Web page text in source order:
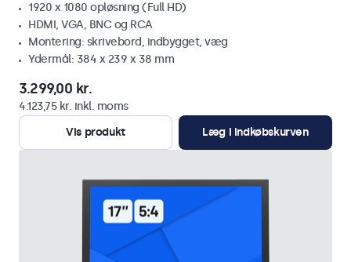
1920 x 1080 opløsning (Full HD)
HDMI, VGA, BNC og RCA
Montering: skrivebord, indbygget, væg
Ydermål: 384 x 239 x 38 mm
3.299,00 kr.
4.123,75 kr. inkl. moms
Vis produkt
Læg i indkøbskurven